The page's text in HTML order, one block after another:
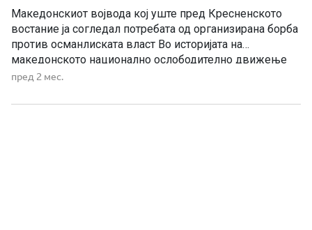
Македонскиот војвода кој уште пред Кресненското
востание ја согледал потребата од организирана борба
против османлиската власт Во историјата на
македонското национално ослободително движење
малкумина дејци оставиле толку длабока трага како
најчесто се поврзува со Кресненското востание од
пред 2 мес.